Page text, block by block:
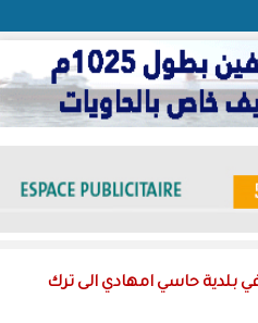
بلدية حاسي امهادي الى ترك